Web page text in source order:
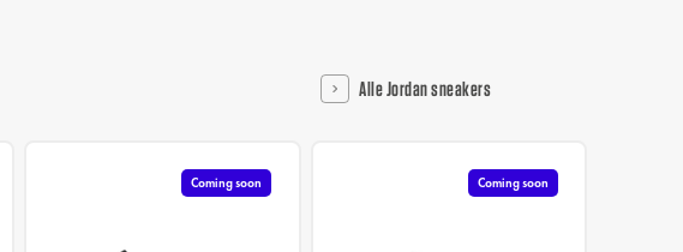
Alle Jordan sneakers
Coming soon Coming soon